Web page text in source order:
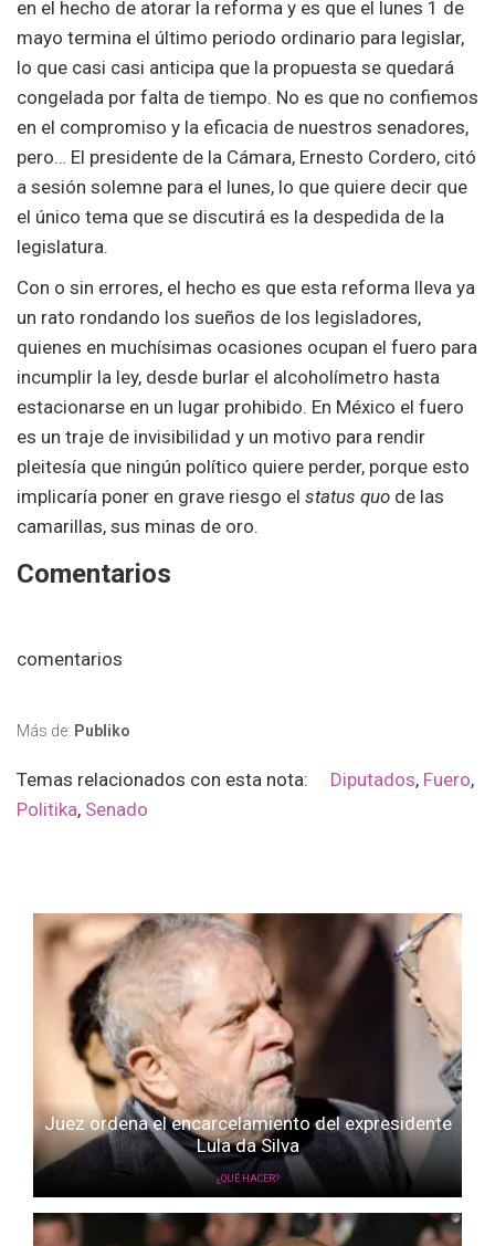
en el hecho de atorar la reforma y es que el lunes 1 de
mayo termina el último periodo ordinario para legislar,
lo que casi casi anticipa que la propuesta se quedará
congelada por falta de tiempo. No es que no confiemos
en el compromiso y la eficacia de nuestros senadores,
pero… El presidente de la Cámara, Ernesto Cordero, citó
a sesión solemne para el lunes, lo que quiere decir que
el único tema que se discutirá es la despedida de la
legislatura.
Con o sin errores, el hecho es que esta reforma lleva ya
un rato rondando los sueños de los legisladores,
quienes en muchísimas ocasiones ocupan el fuero para
incumplir la ley, desde burlar el alcoholímetro hasta
estacionarse en un lugar prohibido. En México el fuero
es un traje de invisibilidad y un motivo para rendir
pleitesía que ningún político quiere perder, porque esto
implicaría poner en grave riesgo el status quo de las
camarillas, sus minas de oro.
Comentarios
comentarios
Más de: Publiko
Temas relacionados con esta nota: Diputados, Fuero,
Politika, Senado
Juez ordena el encarcelamiento del expresidente
Lula da Silva
¿QUÉ HACER?